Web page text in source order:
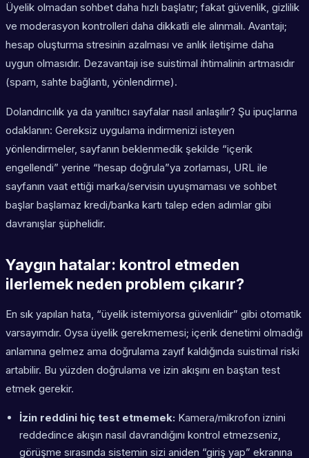
Üyelik olmadan sohbet daha hızlı başlatır; fakat güvenlik, gizlilik
ve moderasyon kontrolleri daha dikkatli ele alınmalı. Avantajı;
hesap oluşturma stresinin azalması ve anlık iletişime daha
uygun olmasıdır. Dezavantajı ise suistimal ihtimalinin artmasıdır
(spam, sahte bağlantı, yönlendirme).
Dolandırıcılık ya da yanıltıcı sayfalar nasıl anlaşılır? Şu ipuçlarına
odaklanın: Gereksiz uygulama indirmenizi isteyen
yönlendirmeler, sayfanın beklenmedik şekilde “içerik
engellendi” yerine “hesap doğrula”ya zorlaması, URL ile
sayfanın vaat ettiği marka/servisin uyuşmaması ve sohbet
başlar başlamaz kredi/banka kartı talep eden adımlar gibi
davranışlar şüphelidir.
Yaygın hatalar: kontrol etmeden
ilerlemek neden problem çıkarır?
En sık yapılan hata, “üyelik istemiyorsa güvenlidir” gibi otomatik
varsayımdır. Oysa üyelik gerekmemesi; içerik denetimi olmadığı
anlamına gelmez ama doğrulama zayıf kaldığında suistimal riski
artabilir. Bu yüzden doğrulama ve izin akışını en baştan test
etmek gerekir.
İzin reddini hiç test etmemek: Kamera/mikrofon iznini
reddedince akışın nasıl davrandığını kontrol etmezseniz,
görüşme sırasında sistemin sizi aniden “giriş yap” ekranına